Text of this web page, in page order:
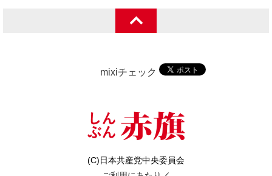
mixiチェック
(C)日本共産党中央委員会